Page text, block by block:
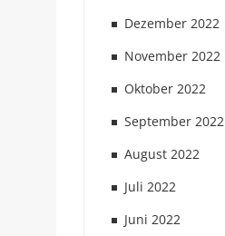
Dezember 2022
November 2022
Oktober 2022
September 2022
August 2022
Juli 2022
Juni 2022